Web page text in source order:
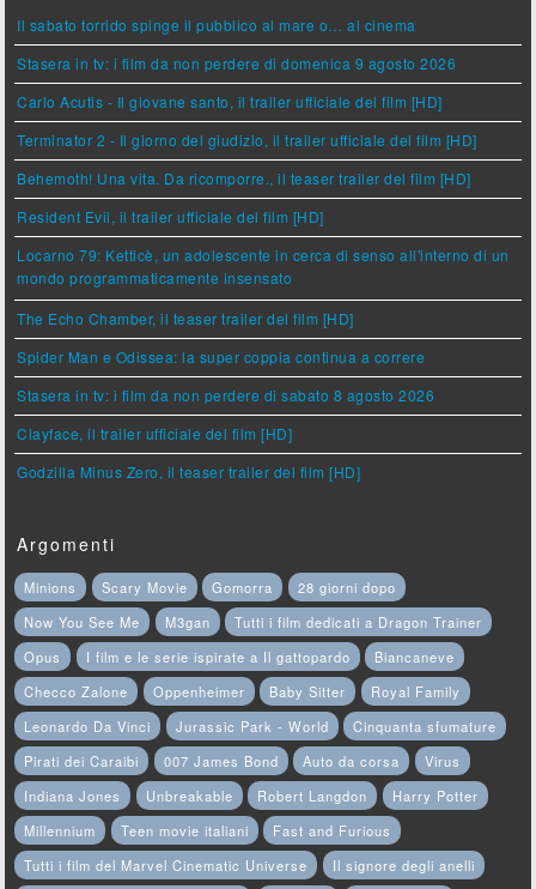
Il sabato torrido spinge il pubblico al mare o… al cinema
Stasera in tv: i film da non perdere di domenica 9 agosto 2026
Carlo Acutis - Il giovane santo, il trailer ufficiale del film [HD]
Terminator 2 - Il giorno del giudizio, il trailer ufficiale del film [HD]
Behemoth! Una vita. Da ricomporre., il teaser trailer del film [HD]
Resident Evil, il trailer ufficiale del film [HD]
Locarno 79: Ketticè, un adolescente in cerca di senso all'interno di un
mondo programmaticamente insensato
The Echo Chamber, il teaser trailer del film [HD]
Spider Man e Odissea: la super coppia continua a correre
Stasera in tv: i film da non perdere di sabato 8 agosto 2026
Clayface, il trailer ufficiale del film [HD]
Godzilla Minus Zero, il teaser trailer del film [HD]
Argomenti
Minions Scary Movie Gomorra
28 giorni dopo
Now You See Me
M3gan
Tutti i film dedicati a Dragon Trainer
Opus
I film e le serie ispirate a Il gattopardo
Biancaneve
Checco Zalone
Oppenheimer Baby Sitter
Royal Family
Leonardo Da Vinci
Jurassic Park - World
Cinquanta sfumature
Pirati dei Caraibi
007 James Bond Auto da corsa
Virus
Indiana Jones
Unbreakable Robert Langdon
Harry Potter
Millennium
Teen movie italiani
Fast and Furious
Tutti i film del Marvel Cinematic Universe
Il signore degli anelli